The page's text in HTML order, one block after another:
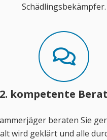
Schädlingsbekämpfer.
2. kompetente
beraten Sie
wird geklärt und alle